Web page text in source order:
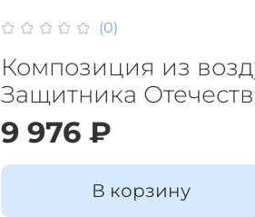
(0)
Композиция из
Защитника
9 976 ₽
В корзину